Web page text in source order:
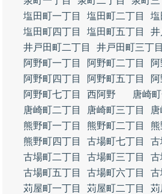
塩田町一丁目
塩田町二丁目
塩
塩田町四丁目
塩田町五丁目
井
井戸田町二丁目
井戸田町三丁目
阿野町一丁目
阿野町二丁目
阿野町四丁目
阿野町五丁目
阿野町七丁目
西阿野
唐崎
唐崎町二丁目
唐崎町三丁目
熊野町一丁目
熊野町二丁目
熊
熊野町四丁目
古場町七丁目
古
古場町二丁目
古場町三丁目
古
古場町五丁目
古場町六丁目
古
苅屋町一丁目
苅屋町二丁目
苅